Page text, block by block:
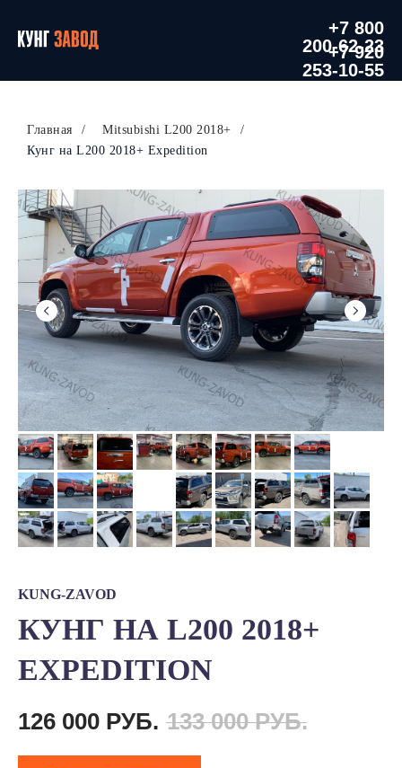
+7 800
200-62-23
+7 920
253-10-55
Главная / Mitsubishi L200 2018+
/
Кунг на L200 2018+ Expedition
KUNG-ZAVOD
КУНГ НА L200 2018+
EXPEDITION
126 000 РУБ. 133 000 РУБ.